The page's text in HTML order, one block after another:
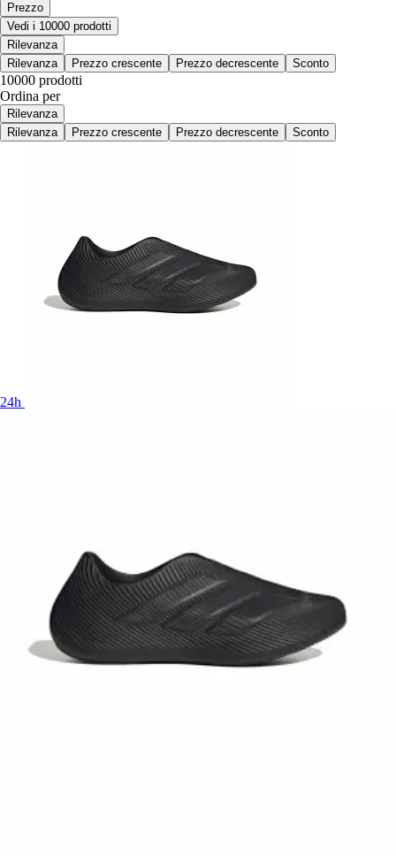
Prezzo
Vedi i 10000 prodotti
Rilevanza
Rilevanza
Prezzo crescente Prezzo decrescente Sconto
10000 prodotti
Ordina per
Rilevanza
Rilevanza
Prezzo crescente Prezzo decrescente Sconto
24h